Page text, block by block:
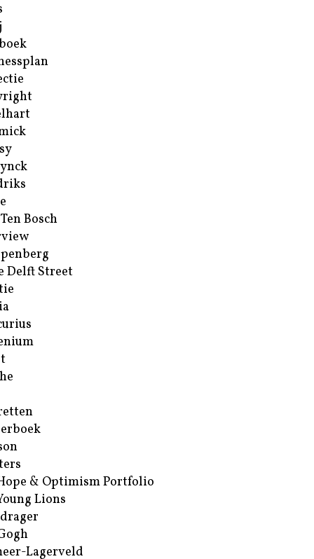
Bosch
Delft Street
& Optimism Portfolio
Lions
Lagerveld